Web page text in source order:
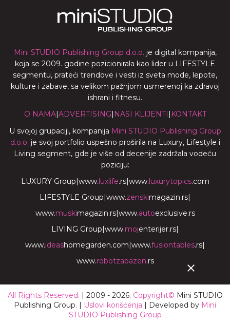
Mini STUDIO Publishing Group d.o.o. je digital kompanija,
koja se 2009. godine pozicionirala kao lider u LIFESTYLE
segmentu, prateći trendove i vesti iz sveta mode, lepote,
kulture i zabave, sa velikom pažnjom usmerenoj ka zdravoj
ishrani i fitnesu.
O NAMA|ADVERTISING| NASI KLIJENTI | KONTAKT
U svojoj grupaciji, kompanija Mini STUDIO Publishing Group
d.o.o. je svoj portfolio uspešno proširila na Luxury, Lifestyle i
Living segment, gde je više od decenije zadržala vodeću
poziciju:
LUXURY Group|www.luxlife.rs|www.luxurytopics.com
LIFESTYLE Group|www.zenskimagazin.rs|
www.muskimagazin.rs|www.autoexclusive.rs
LIVING Group|www.mojenterijer.rs|
www.ideashomegarden.com|www.fusiontables.rs|
www.robotzabazen.rs
All Rights Reserved. | 2009 - 2026. Copyright© Mini STUDIO
Publishing Group. | Uslovi korišćenja | Developed by Mini
STUDIO Publishing Group